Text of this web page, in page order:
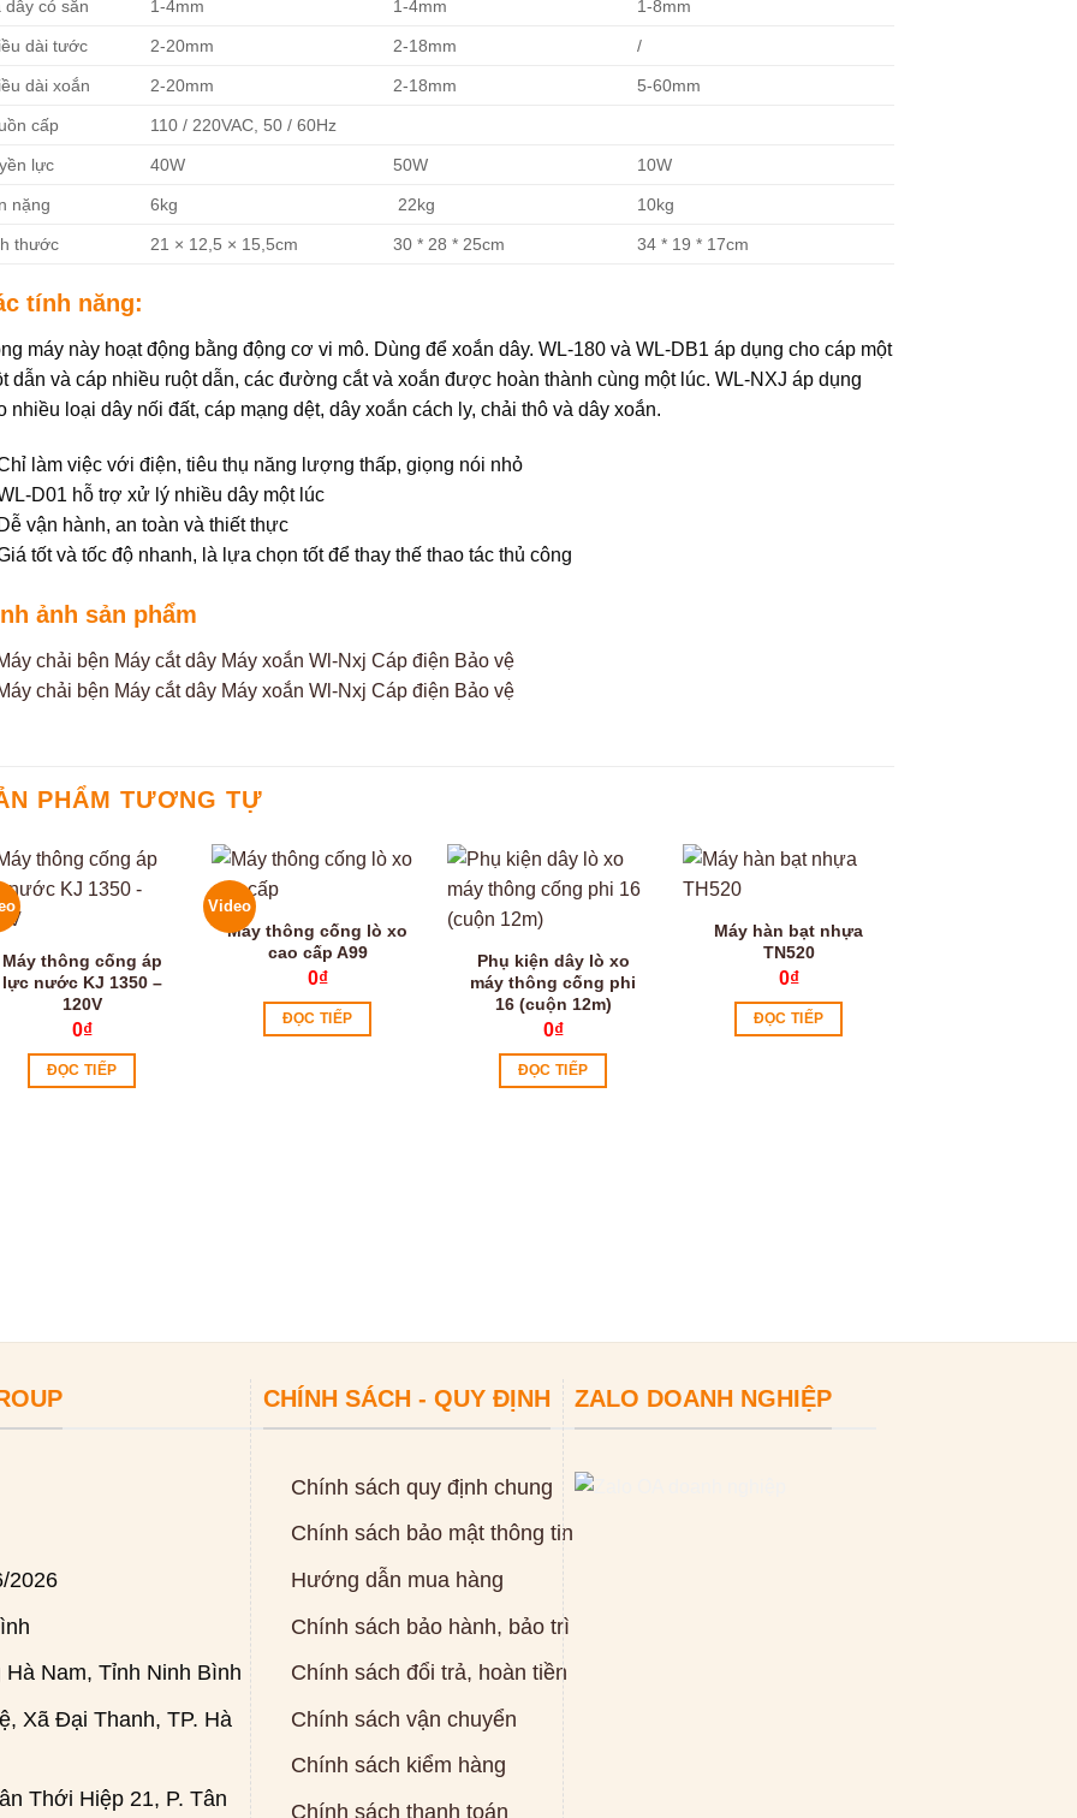
dây có sẵn 1-4mm 1-4mm 1-8mm
dài tước 2-20mm 2-18mm /
dài xoắn 2-20mm 2-18mm 5-60mm
cấp 110 / 220VAC, 50 / 60Hz
lực 40W 50W 10W
nặng 6kg 22kg 10kg
thước 21 × 12,5 × 15,5cm 30 * 28 * 25cm 34 * 19 * 17cm
tính năng:
máy này hoạt động bằng động cơ vi mô. Dùng để xoắn dây. WL-180 và WL-DB1 áp dụng cho cáp một
dẫn và cáp nhiều ruột dẫn, các đường cắt và xoắn được hoàn thành cùng một lúc. WL-NXJ áp dụng
nhiều loại dây nối đất, cáp mạng dệt, dây xoắn cách ly, chải thô và dây xoắn.
làm việc với điện, tiêu thụ năng lượng thấp, giọng nói nhỏ
D01 hỗ trợ xử lý nhiều dây một lúc
vận hành, an toàn và thiết thực
tốt và tốc độ nhanh, là lựa chọn tốt để thay thế thao tác thủ công
ảnh sản phẩm
PHẨM TƯƠNG TỰ
Máy thông cống áp
lực nước KJ 1350 –
120V
0₫
ĐỌC TIẾP
Video
Máy thông cống lò xo
cao cấp A99
0₫
ĐỌC TIẾP
Phụ kiện dây lò xo
máy thông cống phi
16 (cuộn 12m)
0₫
ĐỌC TIẾP
Máy hàn bạt nhựa
TN520
0₫
ĐỌC TIẾP
2026
Nam, Tỉnh Ninh Bình
Xã Đại Thanh, TP. Hà
Thới Hiệp 21, P. Tân
CHÍNH SÁCH - QUY ĐỊNH
Chính sách quy định chung
Chính sách bảo mật thông tin
Hướng dẫn mua hàng
Chính sách bảo hành, bảo trì
Chính sách đổi trả, hoàn tiền
Chính sách vận chuyển
Chính sách kiểm hàng
Chính sách thanh toán
ZALO DOANH NGHIỆP